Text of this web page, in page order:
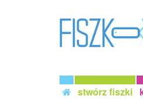
stwórz fiszki